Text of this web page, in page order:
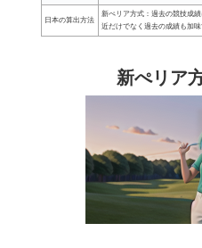
日本の算出方法
新ぺリア方式：過去の競技成
近だけでなく過去の成績も加
新ぺリア